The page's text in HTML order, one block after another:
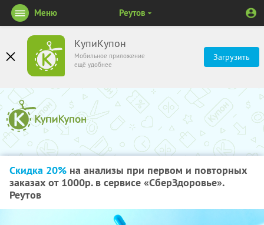
КупиКупон
Мобильное приложение
ещё удобнее
Загрузить
Меню Реутов
Скидка 20% на анализы при первом и повторных
заказах от 1000р. в сервисе «СберЗдоровье».
Реутов